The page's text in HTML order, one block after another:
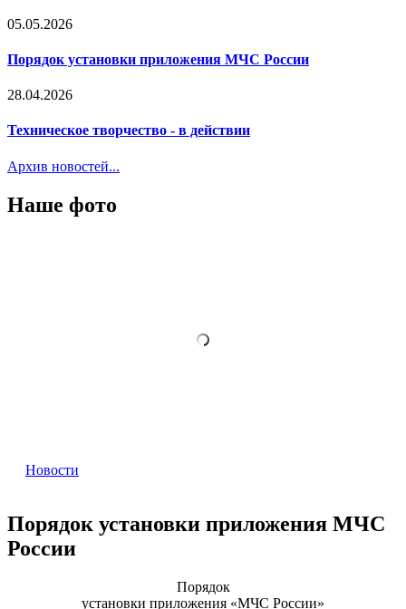
05.05.2026
Порядок установки приложения МЧС России
28.04.2026
Техническое творчество - в действии
Архив новостей...
Наше фото
Новости
Порядок установки приложения МЧС
России
Порядок
установки приложения «МЧС России»